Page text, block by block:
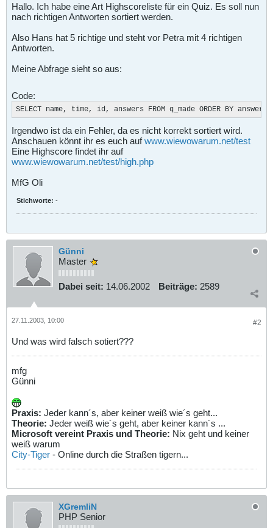
Hallo. Ich habe eine Art Highscoreliste für ein Quiz. Es soll nun
nach richtigen Antworten sortiert werden.
Also Hans hat 5 richtige und steht vor Petra mit 4 richtigen
Antworten.
Meine Abfrage sieht so aus:
Code:
SELECT name, time, id, answers FROM q_made ORDER BY answers
Irgendwo ist da ein Fehler, da es nicht korrekt sortiert wird.
Anschauen könnt ihr es euch aufwww.wiewowarum.net/test
Eine Highscore findet ihr auf
www.wiewowarum.net/test/high.php
MfG Oli
Stichworte: -
Günni
Master
Dabei seit: 14.06.2002 Beiträge: 2589
#2
27.11.2003, 10:00
Und was wird falsch sotiert???
mfg
Günni
Praxis: Jeder kann´s, aber keiner weiß wie´s geht...
Theorie: Jeder weiß wie´s geht, aber keiner kann´s ...
Microsoft vereint Praxis und Theorie: Nix geht und keiner
weiß warum
City-Tiger - Online durch die Straßen tigern...
XGremliN
PHP Senior